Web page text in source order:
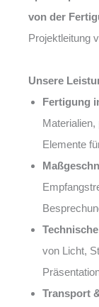
von der
Projektleitung
Unsere
Fertigung
Elemente
von Licht,
Transport